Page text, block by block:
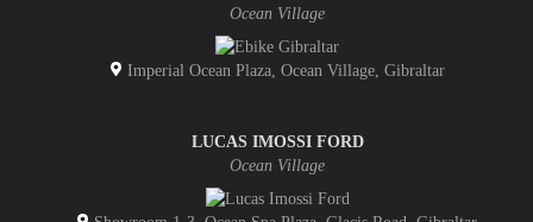
Ocean Village
Imperial Ocean Plaza, Ocean Village, Gibraltar
LUCAS IMOSSI FORD
Ocean Village